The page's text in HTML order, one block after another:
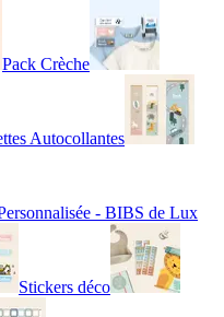
Pack Crèche
Autocollantes
- BIBS de Lux
Stickers déco